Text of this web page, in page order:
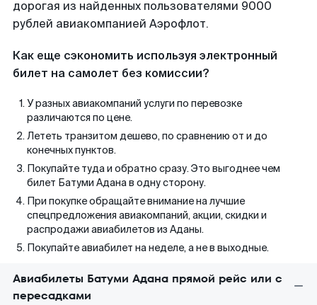
дорогая из найденных пользователями 9000
рублей авиакомпанией Аэрофлот.
Как еще сэкономить используя электронный
билет на самолет без комиссии?
У разных авиакомпаний услуги по перевозке
различаются по цене.
Лететь транзитом дешево, по сравнению от и до
конечных пунктов.
Покупайте туда и обратно сразу. Это выгоднее чем
билет Батуми Адана в одну сторону.
При покупке обращайте внимание на лучшие
спецпредложения авиакомпаний, акции, скидки и
распродажи авиабилетов из Аданы.
Покупайте авиабилет на неделе, а не в выходные.
Авиабилеты Батуми Адана прямой рейс или с
пересадками